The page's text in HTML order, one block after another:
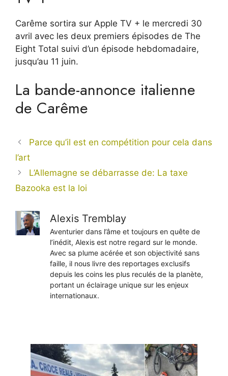
Carême sortira sur Apple TV + le mercredi 30
avril avec les deux premiers épisodes de The
Eight Total suivi d’un épisode hebdomadaire,
jusqu’au 11 juin.
La bande-annonce italienne
de Carême
Parce qu’il est en compétition pour cela dans
l’art
L’Allemagne se débarrasse de: La taxe
Bazooka est la loi
Alexis Tremblay
Aventurier dans l’âme et toujours en quête de
l’inédit, Alexis est notre regard sur le monde.
Avec sa plume acérée et son objectivité sans
faille, il nous livre des reportages exclusifs
depuis les coins les plus reculés de la planète,
portant un éclairage unique sur les enjeux
internationaux.